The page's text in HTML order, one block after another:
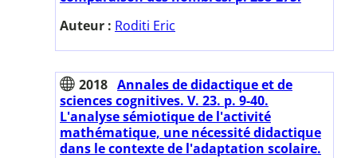
Auteur : Roditi Eric
2018 Annales de didactique et de
sciences cognitives. V. 23. p. 9-40.
L'analyse sémiotique de l'activité
mathématique, une nécessité didactique
dans le contexte de l'adaptation scolaire.